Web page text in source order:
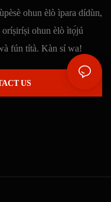
ohun èlò ìpara dídùn,
oríṣiríṣi ohun èlò ìtọ́jú
fún títà. Kàn sí wa!
US